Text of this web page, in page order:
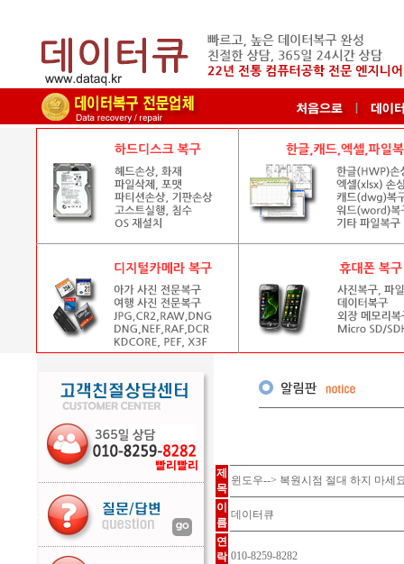
제
목
윈도우--> 복원시점 절대 하지 마세
이
름
데이터큐
연
락 010-8259-8282